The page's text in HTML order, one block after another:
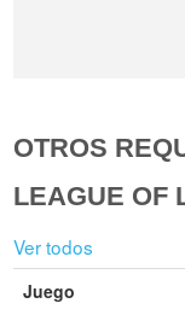
OTROS
LEAGUE OF
Ver todos
Juego